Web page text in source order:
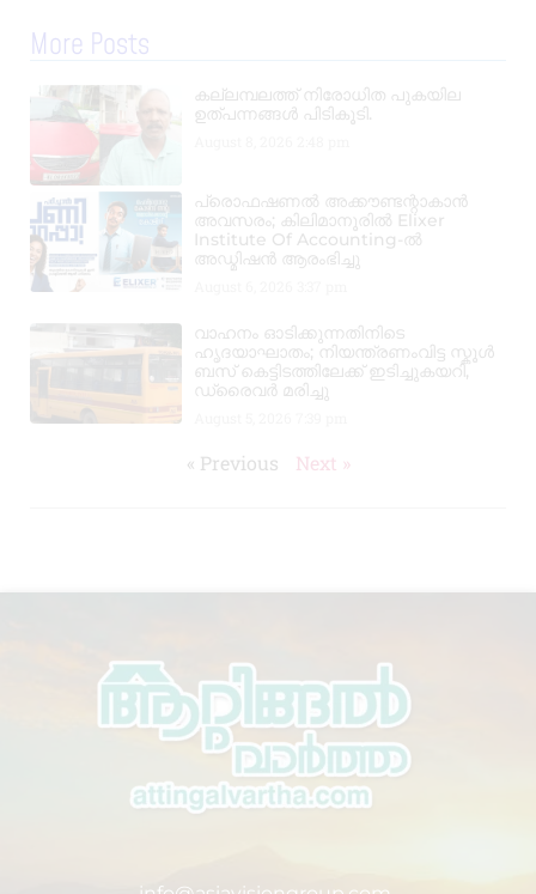
More Posts
കല്ലമ്പലത്ത് നിരോധിത പുകയില
ഉത്പന്നങ്ങൾ പിടികൂടി.
പ്രൊഫഷണൽ അക്കൗണ്ടന്റാകാൻ
അവസരം; കിലിമാനൂരിൽ Elixer
Institute Of Accounting-ൽ
അഡ്മിഷൻ ആരംഭിച്ചു
വാഹനം ഓടിക്കുന്നതിനിടെ
ഹൃദയാഘാതം; നിയന്ത്രണംവിട്ട സ്കൂൾ
ബസ് കെട്ടിടത്തിലേക്ക് ഇടിച്ചുകയറി,
ഡ്രൈവർ മരിച്ചു
« Previous Next »